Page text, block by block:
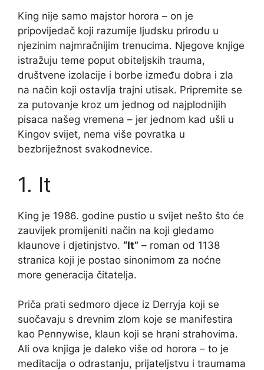
King nije samo majstor horora – on je
pripovijedač koji razumije ljudsku prirodu u
njezinim najmračnijim trenucima. Njegove knjige
istražuju teme poput obiteljskih trauma,
društvene izolacije i borbe između dobra i zla
na način koji ostavlja trajni utisak. Pripremite se
za putovanje kroz um jednog od najplodnijih
pisaca našeg vremena – jer jednom kad ušli u
Kingov svijet, nema više povratka u
bezbriježnost svakodnevice.
1. It
King je 1986. godine pustio u svijet nešto što će
zauvijek promijeniti način na koji gledamo
klaunove i djetinjstvo. “It” – roman od 1138
stranica koji je postao sinonimom za noćne
more generacija čitatelja.
Priča prati sedmoro djece iz Derryja koji se
suočavaju s drevnim zlom koje se manifestira
kao Pennywise, klaun koji se hrani strahovima.
Ali ova knjiga je daleko više od horora – to je
meditacija o odrastanju, prijateljstvu i traumama